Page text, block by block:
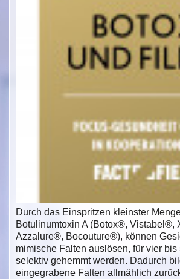
Durch das Einspritzen kleinster
Botulinumtoxin A (Botox®, Vistabel®,
Azzalure®, Bocouture®), können
mimische Falten auslösen, für vier bis
selektiv gehemmt werden. Dadurch
eingegrabene Falten allmählich